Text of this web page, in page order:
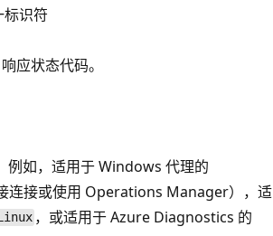
识符
应状态代码。
例如，适用于 Windows 代理的
连接或使用 Operations Manager），适
，或适用于 Azure Diagnostics 的